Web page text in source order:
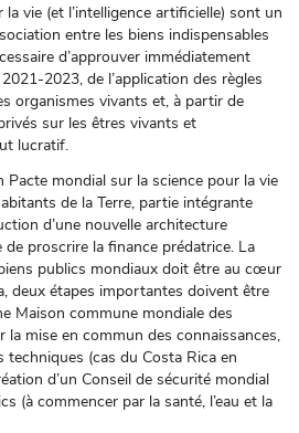
vie (et l’intelligence artificielle) sont un
entre les biens indispensables
d’approuver immédiatement
2023, de l’application des règles
organismes vivants et, à partir de
sur les êtres vivants et
lucratif.
Pacte mondial sur la science pour la vie
de la Terre, partie intégrante
d’une nouvelle architecture
de proscrire la finance prédatrice. La
publics mondiaux doit être au cœur
deux étapes importantes doivent être
Maison commune mondiale des
la mise en commun des connaissances,
techniques (cas du Costa Rica en
d’un Conseil de sécurité mondial
(à commencer par la santé, l’eau et la